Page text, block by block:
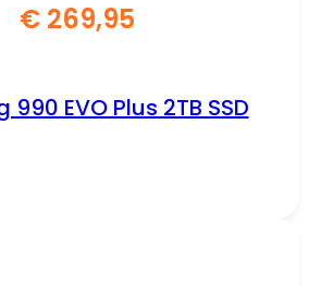
€ 269,95
990 EVO Plus 2TB SSD